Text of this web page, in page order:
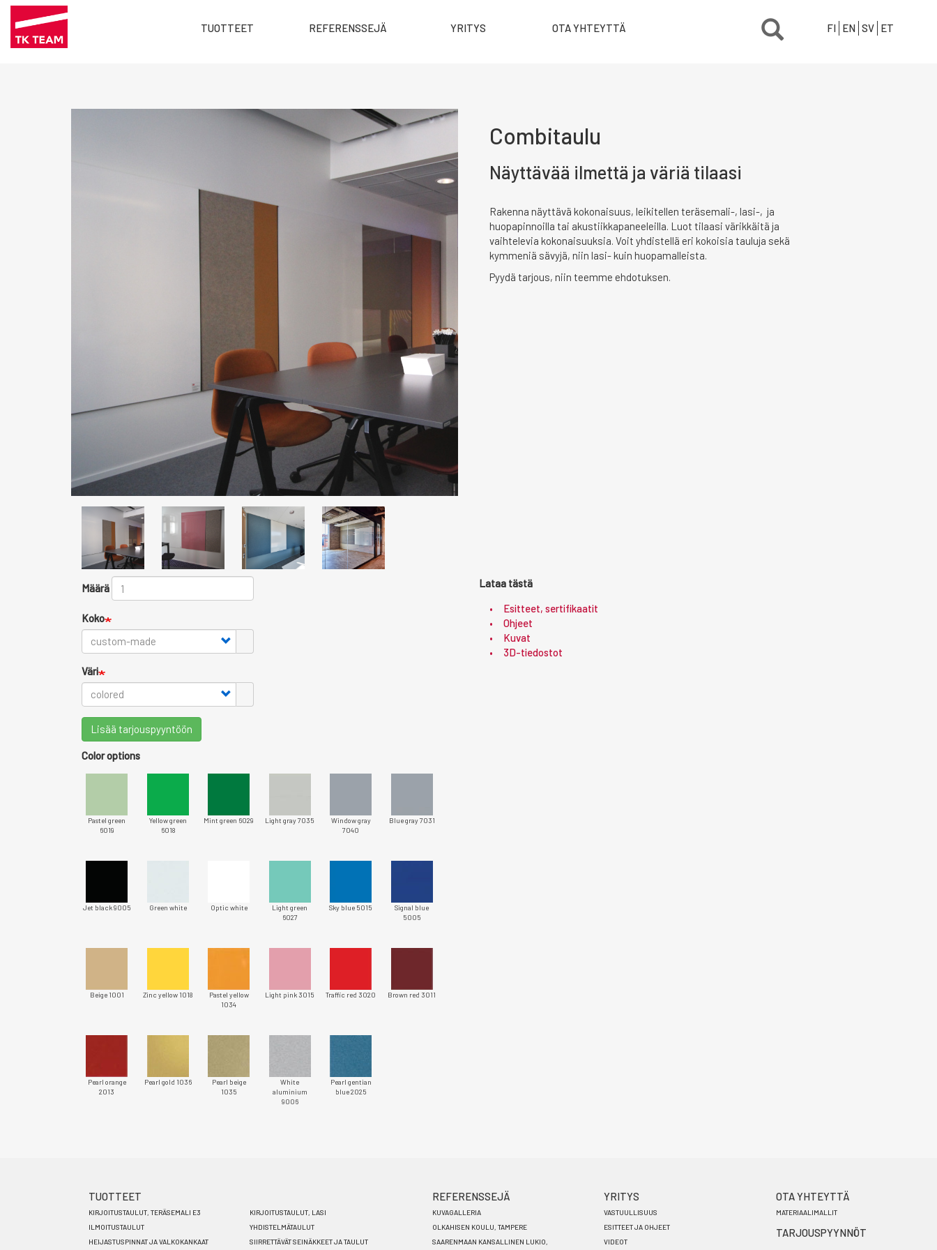
Hyppää
MainTUOTTEET REFERENSSEJÄ YRITYS OTA YHTEYTTÄ FI EN SV ET
Combitaulu
Näyttävää ilmettä ja väriä tilaasi
Rakenna näyttävä kokonaisuus, leikitellen teräsemali-, lasi-, ja
huopapinnoilla tai akustiikkapaneeleilla. Luot tilaasi värikkäitä ja
vaihtelevia kokonaisuuksia. Voit yhdistellä eri kokoisia tauluja sekä
kymmeniä sävyjä, niin lasi- kuin huopamalleista.
Pyydä tarjous, niin teemme ehdotuksen.
Määrä
Koko
Väri
Lisää tarjouspyyntöön
Color options
Pastel green
6019
Yellow green
6018
Mint green 6029 Light gray 7035
Window gray
7040
Blue gray 7031
Jet black 9005 Green white Optic white
Light green
6027
Sky blue 5015
Signal blue
5005
Beige 1001 Zinc yellow 1018
Pastel yellow
1034
Light pink 3015 Traffic red 3020 Brown red 3011
Pearl orange
2013
Pearl gold 1036
Pearl beige
1035
White
aluminium
9006
Pearl gentian
blue 2025
Lataa tästä
Esitteet, sertifikaatit
Ohjeet
Kuvat
3D-tiedostot
Footer
menu
TUOTTEET
KIRJOITUSTAULUT, TERÄSEMALI E3
KIRJOITUSTAULUT, LASI
ILMOITUSTAULUT
YHDISTELMÄTAULUT
HEIJASTUSPINNAT JA VALKOKANKAAT
SIIRRETTÄVÄT SEINÄKKEET JA TAULUT
REFERENSSEJÄ
KUVAGALLERIA
OLKAHISEN KOULU, TAMPERE
SAARENMAAN KANSALLINEN LUKIO,
YRITYS
VASTUULLISUUS
ESITTEET JA OHJEET
VIDEOT
OTA YHTEYTTÄ
MATERIAALIMALLIT
TARJOUSPYYNNÖT